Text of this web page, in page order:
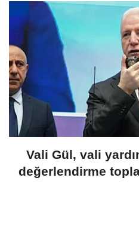
Vali Gül, vali
değerlendirme